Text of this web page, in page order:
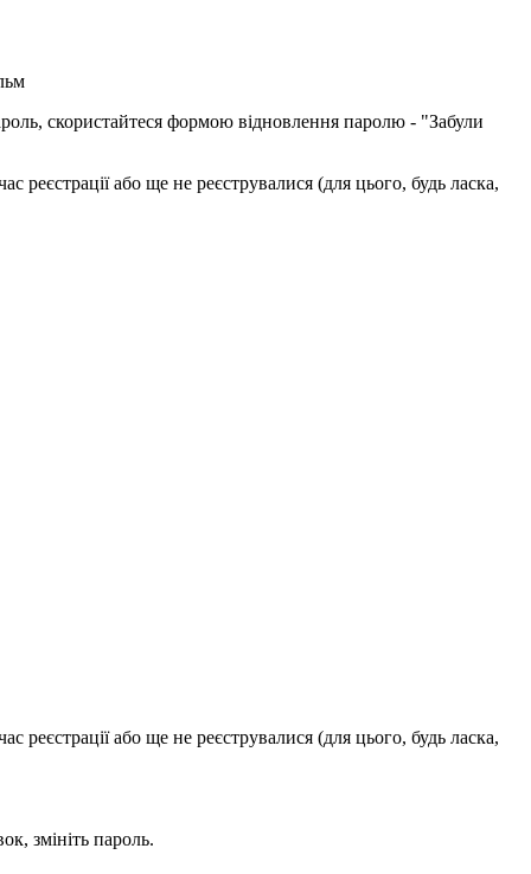
скористайтеся формою відновлення паролю - "Забули
або ще не реєструвалися (для цього, будь ласка,
або ще не реєструвалися (для цього, будь ласка,
змініть пароль.